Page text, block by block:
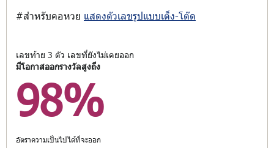
#สำหรับคอหวย แสดงตัวเลขรูปแบบเต็ง-โต๊ด
เลขท้าย 3 ตัว เลขที่ยังไม่เคยออก
มีโอกาสออกรางวัลสูงถึง
98%
อัตราความเป็นไปได้ที่จะออก